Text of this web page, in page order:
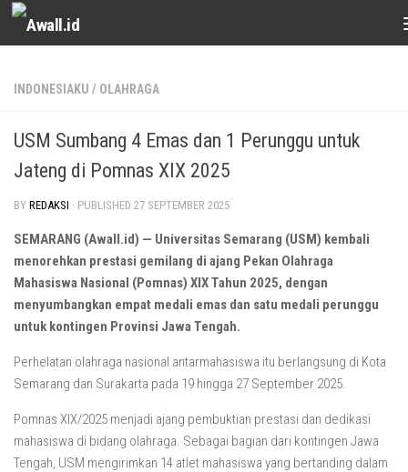
Skip to content
INDONESIAKU / OLAHRAGA
USM Sumbang 4 Emas dan 1 Perunggu untuk
Jateng di Pomnas XIX 2025
BY REDAKSI · PUBLISHED 27 SEPTEMBER 2025
SEMARANG (Awall.id) — Universitas Semarang (USM) kembali
menorehkan prestasi gemilang di ajang Pekan Olahraga
Mahasiswa Nasional (Pomnas) XIX Tahun 2025, dengan
menyumbangkan empat medali emas dan satu medali perunggu
untuk kontingen Provinsi Jawa Tengah.
Perhelatan olahraga nasional antarmahasiswa itu berlangsung di Kota
Semarang dan Surakarta pada 19 hingga 27 September 2025.
Pomnas XIX/2025 menjadi ajang pembuktian prestasi dan dedikasi
mahasiswa di bidang olahraga. Sebagai bagian dari kontingen Jawa
Tengah, USM mengirimkan 14 atlet mahasiswa yang bertanding dalam